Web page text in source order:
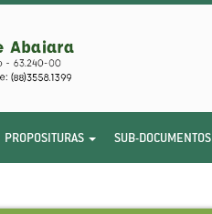
PROPOSITURAS SUB-DOCUMENTOS